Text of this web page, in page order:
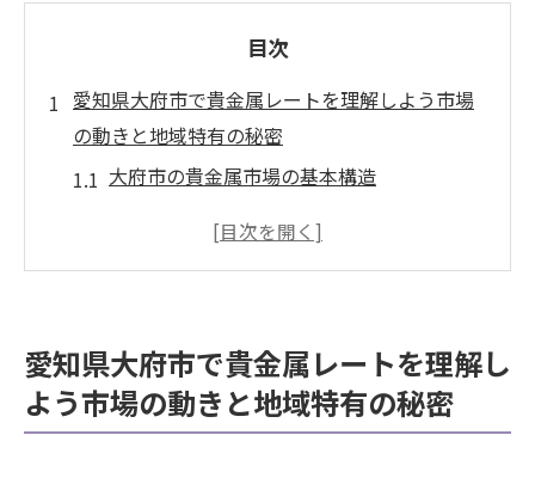
目次
愛知県大府市で貴金属レートを理解しよう市場
の動きと地域特有の秘密
大府市の貴金属市場の基本構造
地域による貴金属レートの違いを知る
貴金属取引の基礎知識を身につけよう
地域特有の要因が貴金属レートに与える影響と
愛知県大府市で貴金属レートを理解し
よう市場の動きと地域特有の秘密